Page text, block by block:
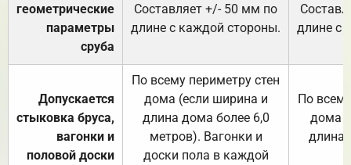
геометрические
параметры
сруба
Составляет +/- 50 мм по
длине с каждой стороны.
длине с
Допускается
стыковка бруса,
вагонки и
половой доски
По всему периметру стен
дома (если ширина и
длина дома более 6,0
метров). Вагонки и
доски пола в каждой
По
дома
длина